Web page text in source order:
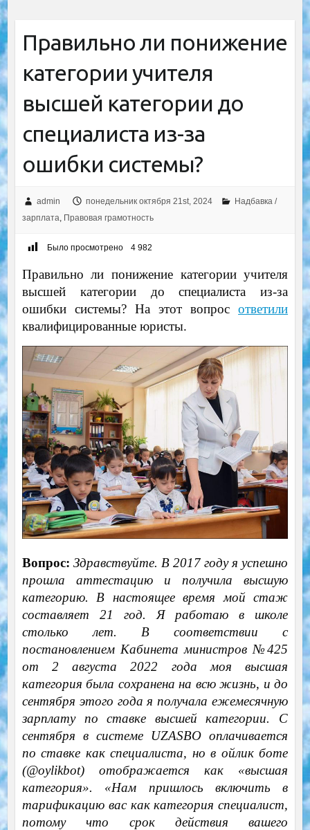
Правильно ли понижение
категории учителя
высшей категории до
специалиста из-за
ошибки системы?
admin понедельник октября 21st, 2024
Надбавка /
зарплата, Правовая грамотность
Было просмотрено 4 982
Правильно ли понижение категории учителя
высшей категории до специалиста из-за
ошибки системы? На этот вопросответили
квалифицированные юристы.
Вопрос: Здравствуйте. В 2017 году я успешно
прошла аттестацию и получила высшую
категорию. В настоящее время мой стаж
составляет 21 год. Я работаю в школе
столько лет. В соответствии с
постановлением Кабинета министров №425
от 2 августа 2022 года моя высшая
категория была сохранена на всю жизнь, и до
сентября этого года я получала ежемесячную
зарплату по ставке высшей категории. С
сентября в системе UZASBO оплачивается
по ставке как специалиста, но в ойлик боте
(@oylikbot) отображается как «высшая
категория». «Нам пришлось включить в
тарификацию вас как категория специалист,
потому что срок действия вашего